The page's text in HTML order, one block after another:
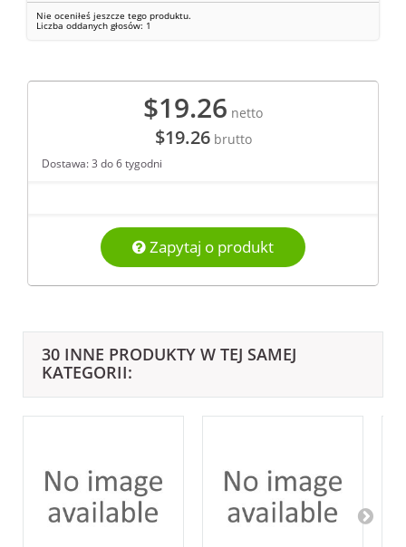
Nie oceniłeś jeszcze tego produktu.
Liczba oddanych głosów: 1
$19.26 netto
$19.26brutto
Dostawa: 3 do 6 tygodni
Zapytaj o produkt
30 INNE PRODUKTY W TEJ SAMEJ
KATEGORII: